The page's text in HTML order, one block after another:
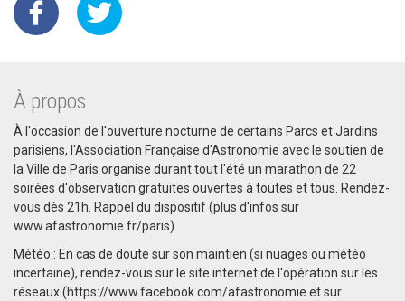
À propos
À l'occasion de l'ouverture nocturne de certains Parcs et Jardins
parisiens, l'Association Française d'Astronomie avec le soutien de
la Ville de Paris organise durant tout l'été un marathon de 22
soirées d'observation gratuites ouvertes à toutes et tous. Rendez-
vous dès 21h. Rappel du dispositif (plus d'infos sur
www.afastronomie.fr/paris)
Météo : En cas de doute sur son maintien (si nuages ou météo
incertaine), rendez-vous sur le site internet de l'opération sur les
réseaux (https://www.facebook.com/afastronomie et sur